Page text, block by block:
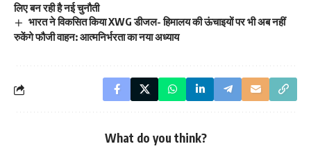
लिए बन रही है नई चुनौती
भारत ने विकसित किया XWG डीजल- हिमालय की ऊंचाइयों पर भी अब नहीं
रुकेंगे फौजी वाहन: आत्मनिर्भरता का नया अध्याय
What do you think?